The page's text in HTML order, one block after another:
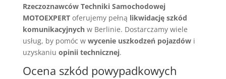
Rzeczoznawców Techniki Samochodowej
MOTOEXPERToferujemy pełną likwidację szkód
komunikacyjnychw Berlinie. Dostarczamy wiele
usług, by pomóc w wycenie uszkodzeń pojazdówi
uzyskaniu opinii technicznej.
Ocena szkód powypadkowych